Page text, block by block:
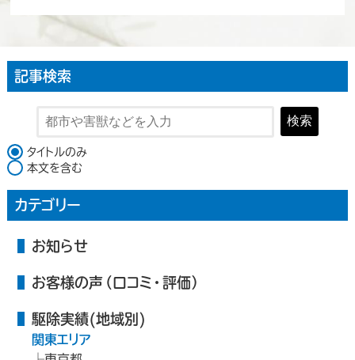
記事検索
検索
検索対象
タイトルのみ
本文を含む
カテゴリー
お知らせ
お客様の声（口コミ・評価）
駆除実績(地域別)
関東エリア